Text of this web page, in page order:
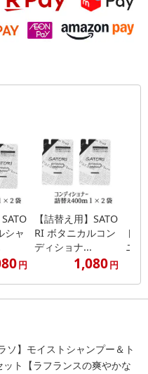
シャ
円
【詰替え用】SATO
RI ボタニカルコン
ディショナ...
1,080円
ト
ニ
ソ】モイストシャンプー＆ト
ット【ラフランスの爽やかな